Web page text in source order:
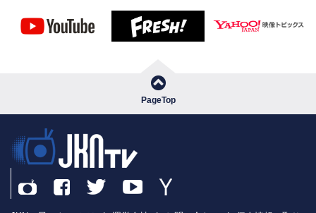
PageTop